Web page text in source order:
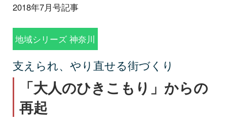
2018年7月号記事
地域シリーズ 神奈川
支えられ、やり直せる街づくり
「大人のひきこもり」からの
再起